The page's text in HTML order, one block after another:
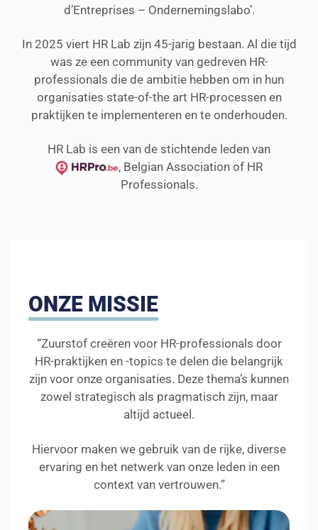
d’Entreprises – Ondernemingslabo’.
In 2025 viert HR Lab zijn 45-jarig bestaan. Al die tijd
was ze een community van gedreven HR-
professionals die de ambitie hebben om in hun
organisaties state-of-the art HR-processen en
praktijken te implementeren en te onderhouden.
HR Lab is een van de stichtende leden van
, Belgian Association of HR
Professionals.
ONZE MISSIE
“Zuurstof creëren voor HR-professionals door
HR-praktijken en -topics te delen die belangrijk
zijn voor onze organisaties. Deze thema’s kunnen
zowel strategisch als pragmatisch zijn, maar
altijd actueel.
Hiervoor maken we gebruik van de rijke, diverse
ervaring en het netwerk van onze leden in een
context van vertrouwen.”